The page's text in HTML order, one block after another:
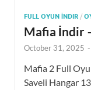
FULL OYUN İNDIR /
Mafia İndir
October 31, 2025 -
Mafia 2 Full
Saveli Hangar